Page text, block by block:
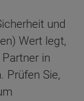
und
Wert legt,
in
Prüfen Sie,